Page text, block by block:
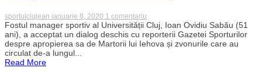
sportulclujean ianuarie 8, 2020 1 comentariu
Ioan
Ovidiu
Sabău,
dialog
Fostul manager sportiv al Universității Cluj, Ioan Ovidiu Sabău (51
ani), a acceptat un dialog deschis cu reporterii Gazetei Sporturilor
despre apropierea sa de Martorii lui Iehova și zvonurile care au
circulat de-a lungul...
Read More